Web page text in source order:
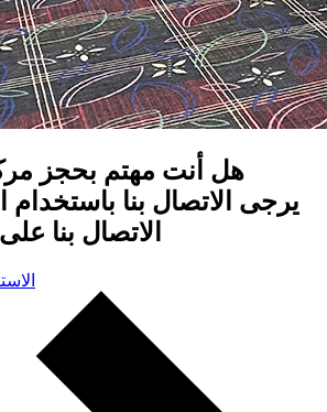
هل أنت مهتم بحجز
يرجى الاتصال بنا باستخدام
الاتصال بنا على 313-938-0109